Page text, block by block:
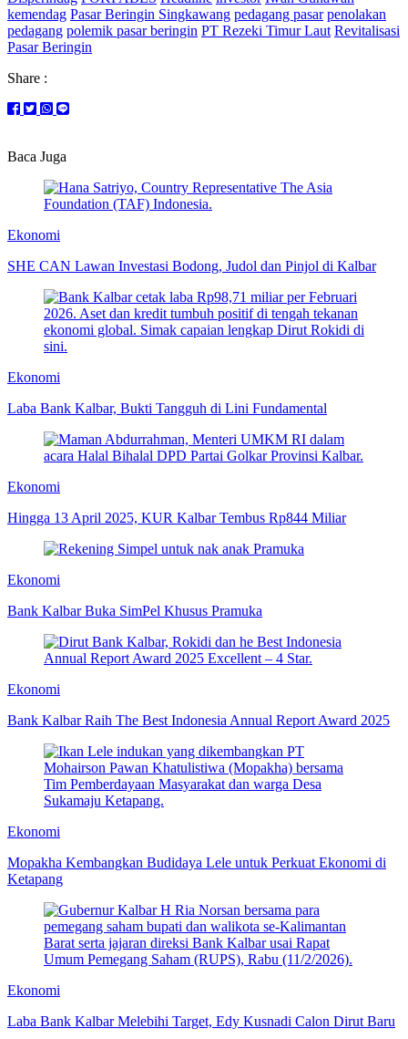
kemendag Pasar Beringin Singkawang pedagang pasar penolakan
pedagang polemik pasar beringin PT Rezeki Timur Laut Revitalisasi
Pasar Beringin
Share :
Baca Juga
Ekonomi
SHE CAN Lawan Investasi Bodong, Judol dan Pinjol di Kalbar
Ekonomi
Laba Bank Kalbar, Bukti Tangguh di Lini Fundamental
Ekonomi
Hingga 13 April 2025, KUR Kalbar Tembus Rp844 Miliar
Ekonomi
Bank Kalbar Buka SimPel Khusus Pramuka
Ekonomi
Bank Kalbar Raih The Best Indonesia Annual Report Award 2025
Ekonomi
Mopakha Kembangkan Budidaya Lele untuk Perkuat Ekonomi di
Ketapang
Ekonomi
Laba Bank Kalbar Melebihi Target, Edy Kusnadi Calon Dirut Baru